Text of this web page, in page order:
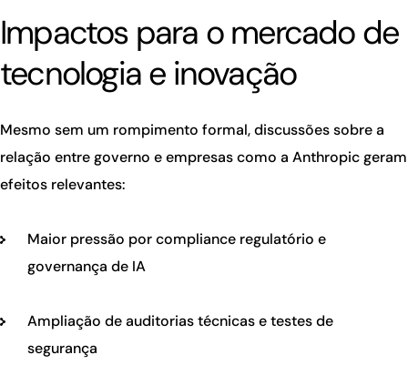
Impactos para o mercado de
tecnologia e inovação
Mesmo sem um rompimento formal, discussões sobre a
relação entre governo e empresas como a Anthropic geram
efeitos relevantes:
Maior pressão por compliance regulatório e
governança de IA
Ampliação de auditorias técnicas e testes de
segurança